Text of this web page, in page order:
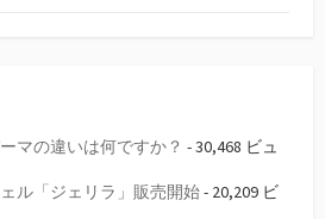
マの違いは何ですか？ - 30,468 ビュ
ル「ジェリラ」販売開始- 20,209 ビ